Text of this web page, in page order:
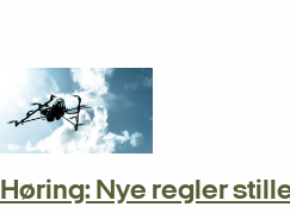
Høring: Nye regler